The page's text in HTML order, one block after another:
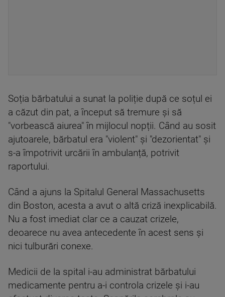
Soția bărbatului a sunat la poliție după ce soțul ei
a căzut din pat, a început să tremure și să
"vorbească aiurea" în mijlocul nopții. Când au sosit
ajutoarele, bărbatul era "violent" și "dezorientat" și
s-a împotrivit urcării în ambulanță, potrivit
raportului.
Când a ajuns la Spitalul General Massachusetts
din Boston, acesta a avut o altă criză inexplicabilă.
Nu a fost imediat clar ce a cauzat crizele,
deoarece nu avea antecedente în acest sens și
nici tulburări conexe.
Medicii de la spital i-au administrat bărbatului
medicamente pentru a-i controla crizele și i-au